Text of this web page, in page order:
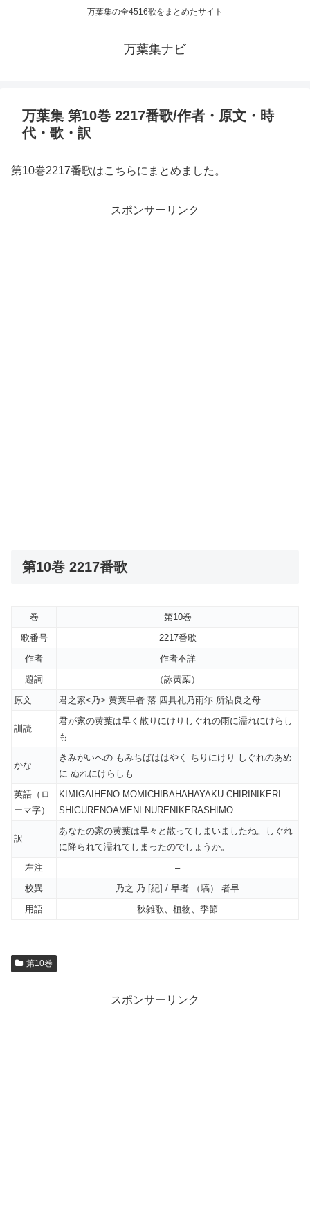
万葉集の全4516歌をまとめたサイト
万葉集ナビ
万葉集 第10巻 2217番歌/作者・原文・時
代・歌・訳
第10巻2217番歌はこちらにまとめました。
スポンサーリンク
第10巻 2217番歌
巻
第10巻
歌番号
2217番歌
作者
作者不詳
題詞
（詠黄葉）
原文
君之家<乃> 黄葉早者 落 四具礼乃雨尓 所沾良之母
訓読
君が家の黄葉は早く散りにけりしぐれの雨に濡れにけらし
も
かな
きみがいへの もみちばははやく ちりにけり しぐれのあめ
に ぬれにけらしも
英語（ロ
ーマ字）
KIMIGAIHENO MOMICHIBAHAHAYAKU CHIRINIKERI
SHIGURENOAMENI NURENIKERASHIMO
訳
あなたの家の黄葉は早々と散ってしまいましたね。しぐれ
に降られて濡れてしまったのでしょうか。
左注
–
校異
乃之 乃 [紀] / 早者 （塙） 者早
用語
秋雑歌、植物、季節
第10巻
スポンサーリンク